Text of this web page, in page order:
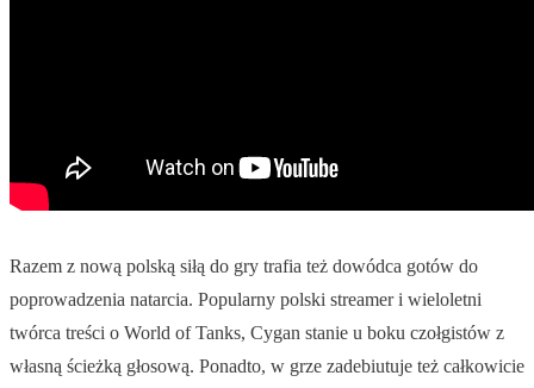
Razem z nową polską siłą do gry trafia też dowódca gotów do
poprowadzenia natarcia. Popularny polski streamer i wieloletni
twórca treści o World of Tanks, Cygan stanie u boku czołgistów z
własną ścieżką głosową. Ponadto, w grze zadebiutuje też całkowicie